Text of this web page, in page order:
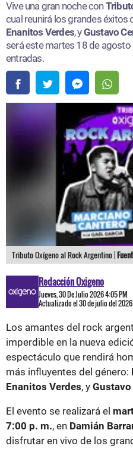
Vive una gran noche con
cual reunirá los grandes éxitos
Enanitos Verdes, yGustavo
será este martes 18 de agosto
entradas.​
Tributo Oxígeno al Rock Argentino |
Redacción Oxigeno
Jueves, 30 De Julio 2026 4:05 PM
Actualizado el 30 de julio del
Los amantes del rock
imperdible en la nueva
espectáculo que rendirá
más influyentes del género:
Enanitos Verdes, y Gustavo
El evento se realizará el
7:00 p. m., en Damián
disfrutar en vivo de los